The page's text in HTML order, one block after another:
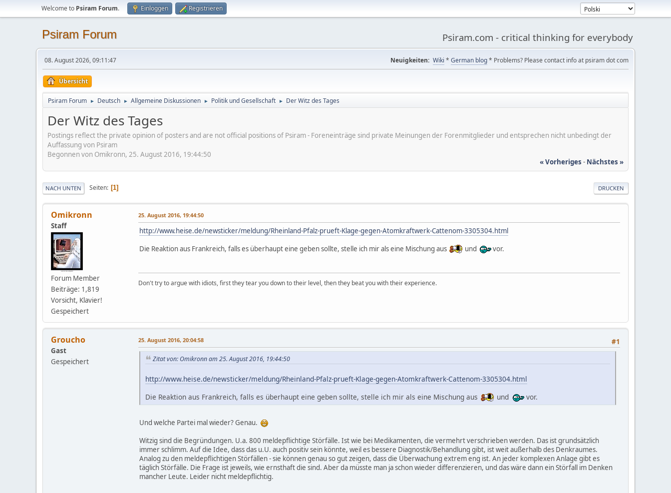
Welcome to Psiram Forum. Einloggen Registrieren
Psiram Forum Psiram.com - critical thinking for everybody
08. August 2026, 09:11:47 Neuigkeiten: Wiki * German blog* Problems? Please contact info at psiram dot com
Übersicht
Psiram Forum ► Deutsch ► Allgemeine Diskussionen ► Politik und Gesellschaft ► Der Witz des Tages
Der Witz des Tages
Postings reflect the private opinion of posters and are not official positions of Psiram - Foreneinträge sind private Meinungen der Forenmitglieder und entsprechen nicht unbedingt der
Auffassung von Psiram
Begonnen von Omikronn, 25. August 2016, 19:44:50
« Vorheriges - Nächstes »
DRUCKEN
NACH UNTEN Seiten 1
Omikronn
Staff
Forum Member
Beiträge: 1,819
Vorsicht, Klavier!
Gespeichert
25. August 2016, 19:44:50
http://www.heise.de/newsticker/meldung/Rheinland-Pfalz-prueft-Klage-gegen-Atomkraftwerk-Cattenom-3305304.html
Die Reaktion aus Frankreich, falls es überhaupt eine geben sollte, stelle ich mir als eine Mischung aus
und vor.
Don't try to argue with idiots, first they tear you down to their level, then they beat you with their experience.
Groucho
Gast
Gespeichert
#1
25. August 2016, 20:04:58
Zitat von: Omikronn am 25. August 2016, 19:44:50
http://www.heise.de/newsticker/meldung/Rheinland-Pfalz-prueft-Klage-gegen-Atomkraftwerk-Cattenom-3305304.html
Die Reaktion aus Frankreich, falls es überhaupt eine geben sollte, stelle ich mir als eine Mischung aus
und vor.
Und welche Partei mal wieder? Genau.
Witzig sind die Begründungen. U.a. 800 meldepflichtige Störfälle. Ist wie bei Medikamenten, die vermehrt verschrieben werden. Das ist grundsätzlich
immer schlimm. Auf die Idee, dass das u.U. auch positiv sein könnte, weil es bessere Diagnostik/Behandlung gibt, ist weit außerhalb des Denkraumes.
Analog zu den meldepflichtigen Störfällen - sie können genau so gut zeigen, dass die Überwachung extrem eng ist. An jeder komplexen Anlage gibt es
täglich Störfälle. Die Frage ist jeweils, wie ernsthaft die sind. Aber da müsste man ja schon wieder differenzieren, und das wäre dann ein Störfall im Denken
mancher Leute. Leider nicht meldepflichtig.